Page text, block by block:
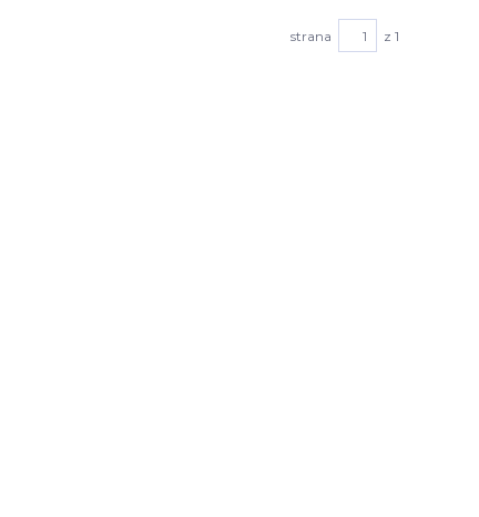
strana z 1